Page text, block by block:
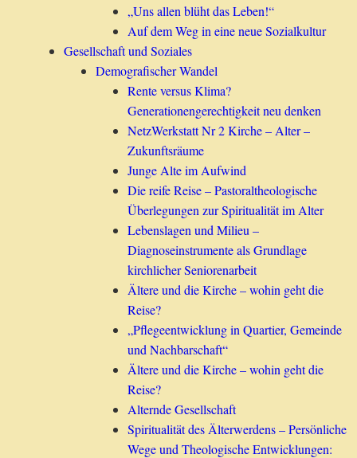
„Uns allen blüht das Leben!“
Auf dem Weg in eine neue Sozialkultur
Gesellschaft und Soziales
Demografischer Wandel
Rente versus Klima?
Generationengerechtigkeit neu denken
NetzWerkstatt Nr 2 Kirche – Alter –
Zukunftsräume
Junge Alte im Aufwind
Die reife Reise – Pastoraltheologische
Überlegungen zur Spiritualität im Alter
Lebenslagen und Milieu –
Diagnoseinstrumente als Grundlage
kirchlicher Seniorenarbeit
Ältere und die Kirche – wohin geht die
Reise?
„Pflegeentwicklung in Quartier, Gemeinde
und Nachbarschaft“
Ältere und die Kirche – wohin geht die
Reise?
Alternde Gesellschaft
Spiritualität des Älterwerdens – Persönliche
Wege und Theologische Entwicklungen: